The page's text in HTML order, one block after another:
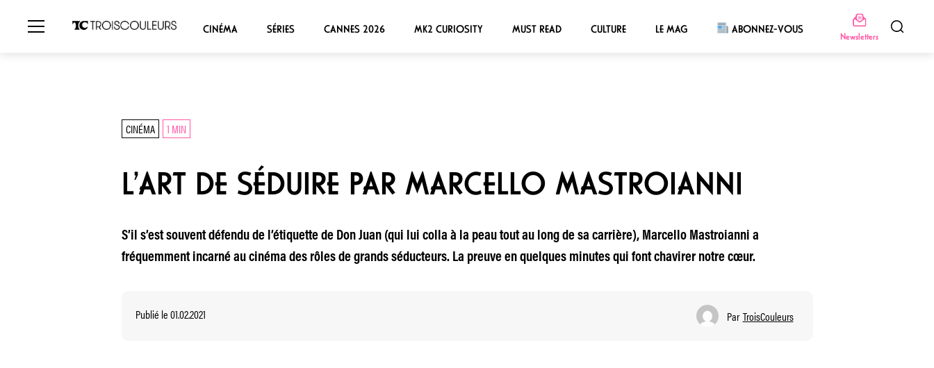
CINÉMA SÉRIES CANNES 2026 MK2 CURIOSITY MUST READ CULTURE LE MAG ABONNEZ-VOUS
Newsletters
CINÉMA 1 MIN
L’ART DE SÉDUIRE PAR MARCELLO MASTROIANNI
S’il s’est souvent défendu de l’étiquette de Don Juan (qui lui colla à la peau tout au long de sa carrière), Marcello Mastroianni a
fréquemment incarné au cinéma des rôles de grands séducteurs. La preuve en quelques minutes qui font chavirer notre cœur.
Publié le 01.02.2021 Par TroisCouleurs